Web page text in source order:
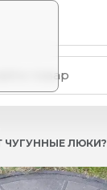
ЧУГУННЫЕ ЛЮКИ?